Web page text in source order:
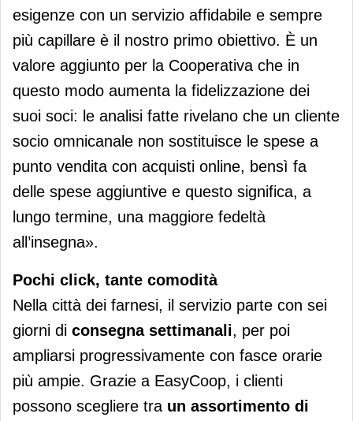
esigenze con un servizio affidabile e sempre
più capillare è il nostro primo obiettivo. È un
valore aggiunto per la Cooperativa che in
questo modo aumenta la fidelizzazione dei
suoi soci: le analisi fatte rivelano che un cliente
socio omnicanale non sostituisce le spese a
punto vendita con acquisti online, bensì fa
delle spese aggiuntive e questo significa, a
lungo termine, una maggiore fedeltà
all’insegna».
Pochi click, tante comodità
Nella città dei farnesi, il servizio parte con sei
giorni di consegna settimanali, per poi
ampliarsi progressivamente con fasce orarie
più ampie. Grazie a EasyCoop, i clienti
possono scegliere tra un assortimento di